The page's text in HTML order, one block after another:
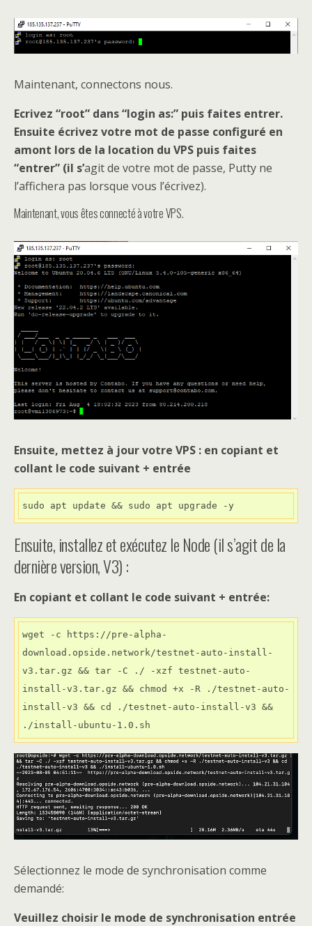
Maintenant, connectons nous.
Ecrivez “root” dans “login as:” puis faites entrer.
Ensuite écrivez votre mot de passe configuré en
amont lors de la location du VPS puis faites
“entrer” (il s’agit de votre mot de passe, Putty ne
l’affichera pas lorsque vous l’écrivez).
Maintenant, vous êtes connecté à votre VPS.
Ensuite, mettez à jour votre VPS : en copiant et
collant le code suivant + entrée
sudo apt update && sudo apt upgrade -y
Ensuite, installez et exécutez le Node (il s’agit de la
dernière version, V3) :
En copiant et collant le code suivant + entrée:
wget -c https://pre-alpha-
download.opside.network/testnet-auto-install-
v3.tar.gz && tar -C ./ -xzf testnet-auto-
install-v3.tar.gz && chmod +x -R ./testnet-auto-
install-v3 && cd ./testnet-auto-install-v3 &&
./install-ubuntu-1.0.sh
Sélectionnez le mode de synchronisation comme
demandé:
Veuillez choisir le mode de synchronisation entrée